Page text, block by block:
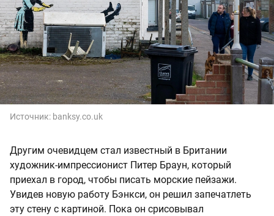
Источник: banksy.co.uk
Другим очевидцем стал известный в Британии
художник-импрессионист Питер Браун, который
приехал в город, чтобы писать морские пейзажи.
Увидев новую работу Бэнкси, он решил запечатлеть
эту стену с картиной. Пока он срисовывал